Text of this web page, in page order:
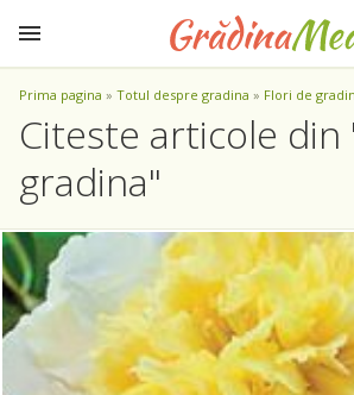
Prima pagina » Totul despre gradina » Flori de
Citeste articole din
gradina"